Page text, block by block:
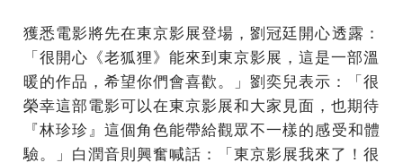
獲悉電影將先在東京影展登場，劉冠廷開心透露：
「很開心《老狐狸》能來到東京影展，這是一部溫
暖的作品，希望你們會喜歡。
」劉奕兒表示：「很
榮幸這部電影可以在東京影展和大家見面， 也期待
『林珍珍』這個角色能帶給觀眾不一樣的感受和體
驗。」 白潤音則興奮喊話：「東京影展我來了！很